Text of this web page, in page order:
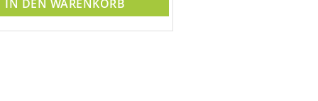
IN DEN WARENKORB